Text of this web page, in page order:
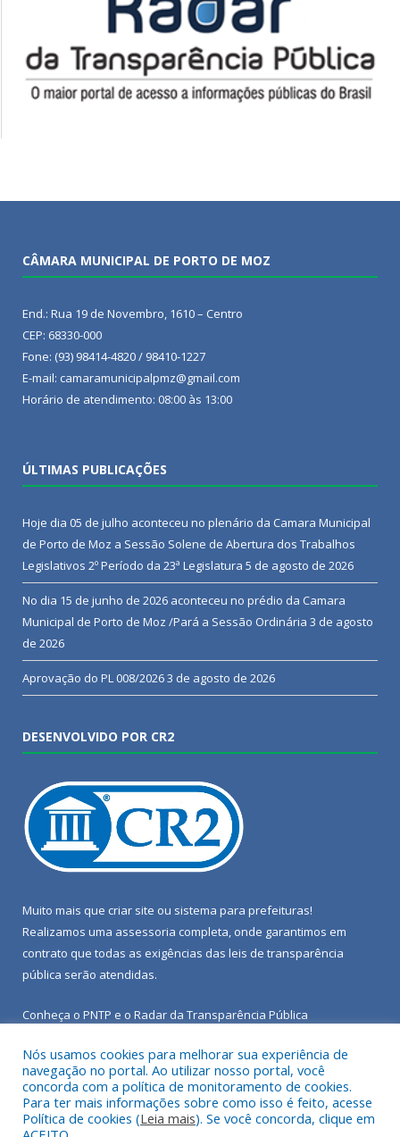
CÂMARA MUNICIPAL DE PORTO DE MOZ
End.: Rua 19 de Novembro, 1610 – Centro
CEP: 68330-000
Fone: (93) 98414-4820 / 98410-1227
E-mail: camaramunicipalpmz@gmail.com
Horário de atendimento: 08:00 às 13:00
ÚLTIMAS PUBLICAÇÕES
Hoje dia 05 de julho aconteceu no plenário da Camara Municipal
de Porto de Moz a Sessão Solene de Abertura dos Trabalhos
Legislativos 2º Período da 23ª Legislatura 5 de agosto de 2026
No dia 15 de junho de 2026 aconteceu no prédio da Camara
Municipal de Porto de Moz /Pará a Sessão Ordinária 3 de agosto
de 2026
Aprovação do PL 008/20263 de agosto de 2026
DESENVOLVIDO POR CR2
Muito mais que criar site ou sistema para prefeituras!
Realizamos uma assessoria completa, onde garantimos em
contrato que todas as exigências das leis de transparência
pública serão atendidas.
Conheça o PNTP e o Radar da Transparência Pública
Todos os direitos reservados a Câmara Municipal de Porto de
Moz.
Nós usamos cookies para melhorar sua experiência de
navegação no portal. Ao utilizar nosso portal, você
concorda com a política de monitoramento de cookies.
Para ter mais informações sobre como isso é feito, acesse
Política de cookies (Leia mais). Se você concorda, clique em